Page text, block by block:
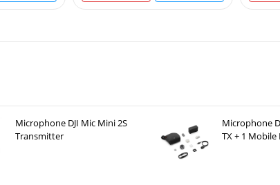
Microphone DJI Mic Mini 2S
Transmitter
Microphone
TX + 1 Mobile